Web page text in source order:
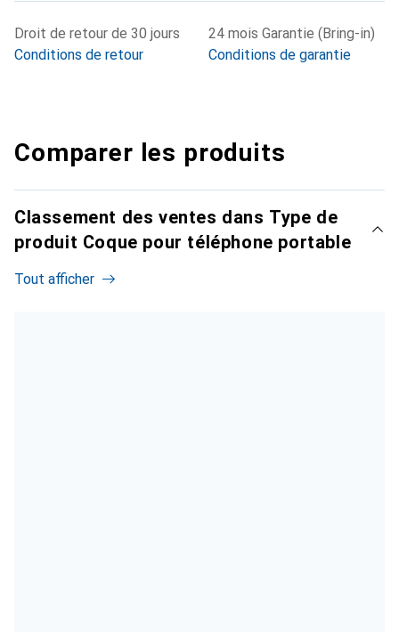
Droit de retour de 30 jours
Conditions de retour
24 mois Garantie (Bring-in)
Conditions de garantie
Comparer les produits
Classement des ventes dans Type de
produit Coque pour téléphone portable
Tout afficher